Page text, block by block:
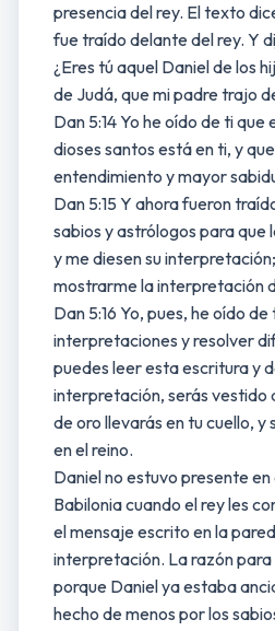
presencia del rey. El texto
fue traído delante del rey. Y
¿Eres tú aquel Daniel de los
de Judá, que mi padre trajo
Dan 5:14 Yo he oído de ti que
dioses santos está en ti, y
entendimiento y mayor
Dan 5:15 Y ahora fueron
sabios y astrólogos para que
y me diesen su
mostrarme la interpretación
Dan 5:16 Yo, pues, he oído
interpretaciones y resolver
puedes leer esta escritura y
interpretación, serás vestido
de oro llevarás en tu cuello, y
en el reino.
Daniel no estuvo presente
Babilonia cuando el rey les
el mensaje escrito en la
interpretación. La razón
porque Daniel ya estaba
hecho de menos por los